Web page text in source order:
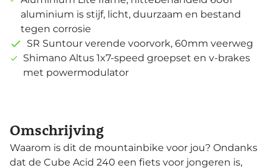
aluminium is stijf, licht, duurzaam en bestand
tegen corrosie
SR Suntour verende voorvork, 60mm veerweg
Shimano Altus 1x7-speed groepset en v-brakes
met powermodulator
Omschrijving
Waarom is dit de mountainbike voor jou? Ondanks
dat de Cube Acid 240 een fiets voor jongeren is,